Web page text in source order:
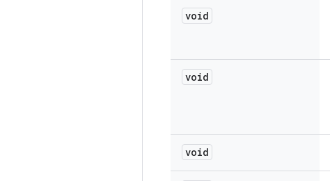
void
void
void